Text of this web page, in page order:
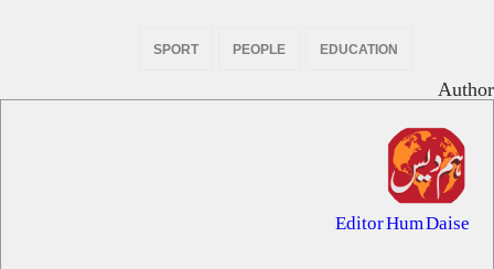
EDUCATION
PEOPLE
SPORT
Author
Editor Hum Daise